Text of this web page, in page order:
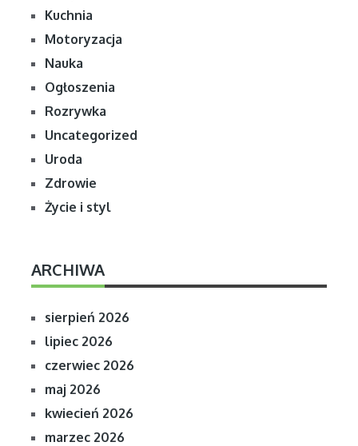
Kuchnia
Motoryzacja
Nauka
Ogłoszenia
Rozrywka
Uncategorized
Uroda
Zdrowie
Życie i styl
ARCHIWA
sierpień 2026
lipiec 2026
czerwiec 2026
maj 2026
kwiecień 2026
marzec 2026